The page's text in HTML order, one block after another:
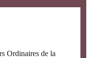
Ordinaires de la